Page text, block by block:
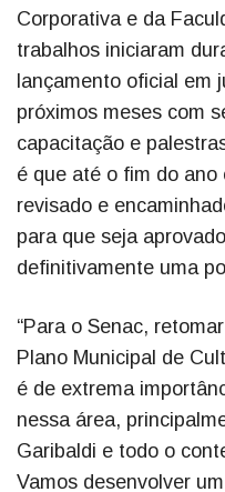
Corporativa e da
trabalhos iniciaram
lançamento oficial em
próximos meses com
capacitação e
é que até o fim do
revisado e
para que seja
definitivamente uma
“Para o Senac,
Plano Municipal de
é de extrema
nessa área,
Garibaldi e todo o
Vamos desenvolver